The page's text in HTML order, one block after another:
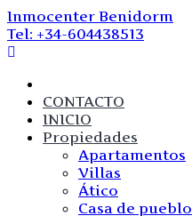
Skip
to
content
Inmocenter Benidorm
Tel: +34-604438513
CONTACTO
INICIO
Propiedades
Apartamentos
Villas
Ático
Casa de pueblo